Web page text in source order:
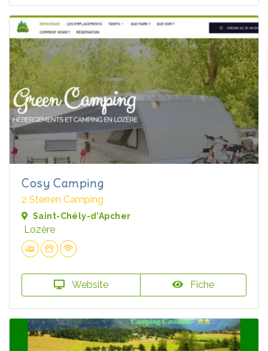
Cosy Camping
2 Sterren Camping
Saint-Chély-d'Apcher
Lozère
Website Fiche